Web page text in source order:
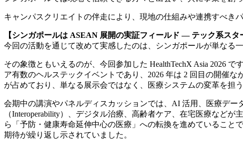
キャンパスクリエイトの伴走により、現地の仕組みや連携すべき
【シンガポールは ASEAN 展開の実証フィールド ― テック系スタ
今回の活動を通じて改めて実感したのは、シンガポールが単なる
その象徴ともいえるのが、今回参加した HealthTechX Asia 2026
ア有数のヘルステックイベントであり、2026 年は 2 回目の開催
が占めており、単なる展示会ではなく、医療システムの変革を担
会期中の講演やパネルディスカッションでは、AI 活用、医療デー
（Interoperability）、デジタル治療、高齢者ケア、在宅医療など
ら「予防・健康寿命延伸中心の医療」への転換を進めているこ
期待が繰り返し示されていました。